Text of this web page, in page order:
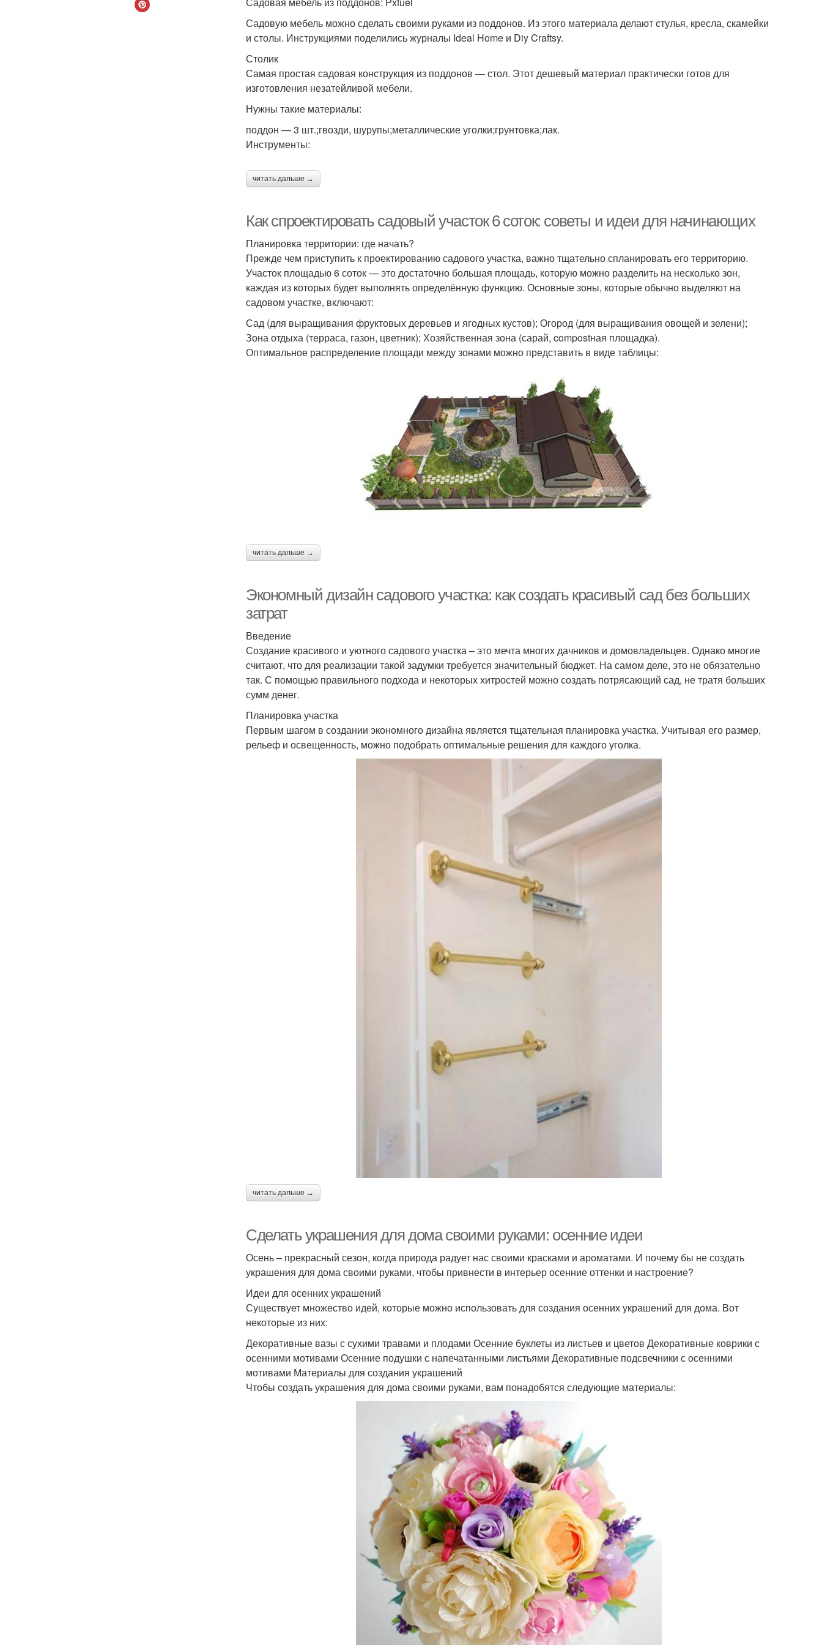
Садовую мебель можно сделать своими руками из поддонов. Из этого материала делают стулья, кресла, скамейки
и столы. Инструкциями поделились журналы Ideal Home и Diy Craftsy.
Столик
Самая простая садовая конструкция из поддонов — стол. Этот дешевый материал практически готов для
изготовления незатейливой мебели.
Нужны такие материалы:
поддон — 3 шт.;гвозди, шурупы;металлические уголки;грунтовка;лак.
Инструменты:
читать дальше →
Как спроектировать садовый участок 6 соток: советы и идеи для начинающих
Планировка территории: где начать?
Прежде чем приступить к проектированию садового участка, важно тщательно спланировать его территорию.
Участок площадью 6 соток — это достаточно большая площадь, которую можно разделить на несколько зон,
каждая из которых будет выполнять определённую функцию. Основные зоны, которые обычно выделяют на
садовом участке, включают:
Сад (для выращивания фруктовых деревьев и ягодных кустов); Огород (для выращивания овощей и зелени);
Зона отдыха (терраса, газон, цветник); Хозяйственная зона (сарай, compostная площадка).
Оптимальное распределение площади между зонами можно представить в виде таблицы:
читать дальше →
Экономный дизайн садового участка: как создать красивый сад без больших
затрат
Введение
Создание красивого и уютного садового участка – это мечта многих дачников и домовладельцев. Однако многие
считают, что для реализации такой задумки требуется значительный бюджет. На самом деле, это не обязательно
так. С помощью правильного подхода и некоторых хитростей можно создать потрясающий сад, не тратя больших
сумм денег.
Планировка участка
Первым шагом в создании экономного дизайна является тщательная планировка участка. Учитывая его размер,
рельеф и освещенность, можно подобрать оптимальные решения для каждого уголка.
читать дальше →
Сделать украшения для дома своими руками: осенние идеи
Осень – прекрасный сезон, когда природа радует нас своими красками и ароматами. И почему бы не создать
украшения для дома своими руками, чтобы привнести в интерьер осенние оттенки и настроение?
Идеи для осенних украшений
Существует множество идей, которые можно использовать для создания осенних украшений для дома. Вот
некоторые из них:
Декоративные вазы с сухими травами и плодами Осенние буклеты из листьев и цветов Декоративные коврики с
осенними мотивами Осенние подушки с напечатанными листьями Декоративные подсвечники с осенними
мотивами Материалы для создания украшений
Чтобы создать украшения для дома своими руками, вам понадобятся следующие материалы: